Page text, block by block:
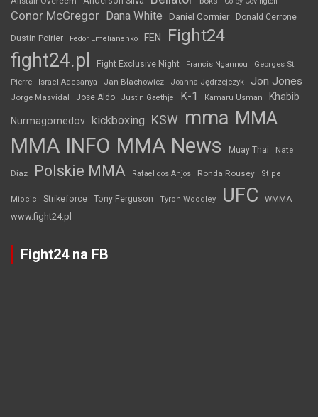
Conor McGregor Dana White Daniel Cormier Donald Cerrone
Dustin Poirier Fedor Emelianenko FEN Fight24
fight24.pl Fight Exclusive Night Francis Ngannou
Georges St.
Pierre
Israel Adesanya Jan Błachowicz Joanna Jędrzejczyk Jon Jones
Jorge Masvidal Jose Aldo Justin Gaethje K-1 Kamaru Usman Khabib
Nurmagomedov kickboxing KSW mma MMA
MMA INFO MMA News Muay Thai Nate
Diaz Polskie MMA Rafael dos Anjos Ronda Rousey Stipe
Miocic Strikeforce Tony Ferguson Tyron Woodley UFC WMMA
www.fight24.pl
Fight24 na FB